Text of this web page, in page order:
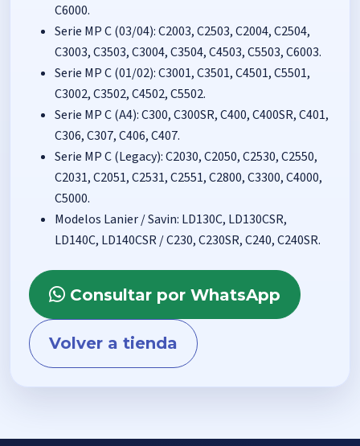
C6000.
Serie MP C (03/04): C2003, C2503, C2004, C2504,
C3003, C3503, C3004, C3504, C4503, C5503, C6003.
Serie MP C (01/02): C3001, C3501, C4501, C5501,
C3002, C3502, C4502, C5502.
Serie MP C (A4): C300, C300SR, C400, C400SR, C401,
C306, C307, C406, C407.
Serie MP C (Legacy): C2030, C2050, C2530, C2550,
C2031, C2051, C2531, C2551, C2800, C3300, C4000,
C5000.
Modelos Lanier / Savin: LD130C, LD130CSR,
LD140C, LD140CSR / C230, C230SR, C240, C240SR.
Consultar por WhatsApp
Volver a tienda